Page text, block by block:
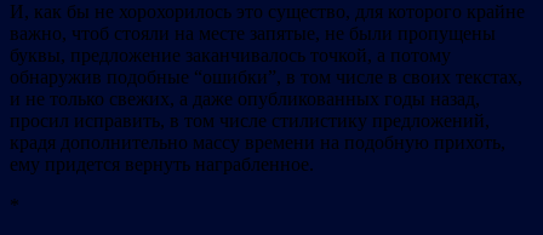
И, как бы не хорохорилось это существо, для которого крайне
важно, чтоб стояли на месте запятые, не были пропущены
буквы, предложение заканчивалось точкой, а потому
обнаружив подобные “ошибки”, в том числе в своих текстах,
и не только свежих, а даже опубликованных годы назад,
просил исправить, в том числе стилистику предложений,
крадя дополнительно массу времени на подобную прихоть,
ему придется вернуть награбленное.
*